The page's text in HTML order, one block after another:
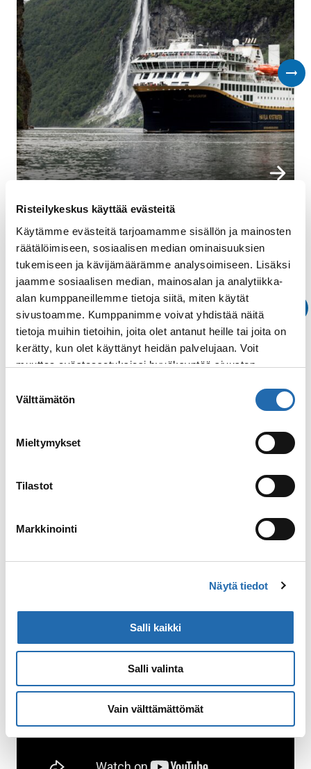
Risteilykeskus käyttää evästeitä
Käytämme evästeitä tarjoamamme sisällön ja mainosten
räätälöimiseen, sosiaalisen median ominaisuuksien
tukemiseen ja kävijämäärämme analysoimiseen. Lisäksi
jaamme sosiaalisen median, mainosalan ja analytiikka-
alan kumppaneillemme tietoja siitä, miten käytät
sivustoamme. Kumppanimme voivat yhdistää näitä
tietoja muihin tietoihin, joita olet antanut heille tai joita on
kerätty, kun olet käyttänyt heidän palvelujaan. Voit
muuttaa evästeasetuksiesi hyväksyntää sivuston
valinta
Välttämätön
Mieltymykset
Tilastot
Markkinointi
Näytä tiedot
Salli kaikki
Salli valinta
Vain välttämättömät
Risteilyt
Norjan rannikko
pohjoisesta etelään
Galleria